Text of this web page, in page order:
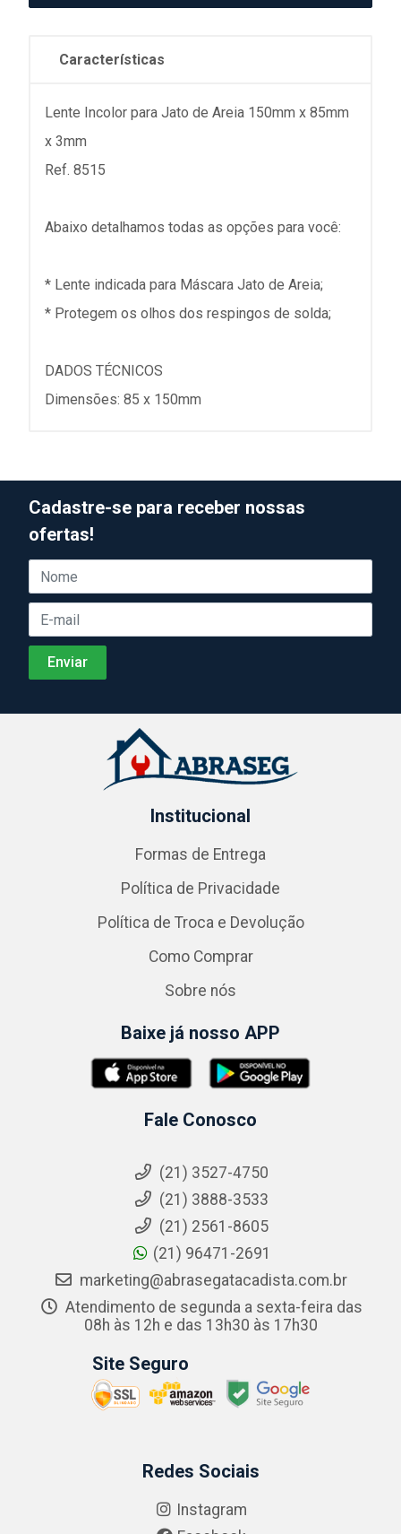
Características
Lente Incolor para Jato de Areia 150mm x 85mm
x 3mm
Ref. 8515
Abaixo detalhamos todas as opções para você:
* Lente indicada para Máscara Jato de Areia;
* Protegem os olhos dos respingos de solda;
DADOS TÉCNICOS
Dimensões: 85 x 150mm
Cadastre-se para receber nossas
ofertas!
Institucional
Formas de Entrega
Política de Privacidade
Política de Troca e Devolução
Como Comprar
Sobre nós
Baixe já nosso APP
Fale Conosco
(21) 3527-4750
(21) 3888-3533
(21) 2561-8605
(21) 96471-2691
marketing@abrasegatacadista.com.br
Atendimento de segunda a sexta-feira das
08h às 12h e das 13h30 às 17h30
Site Seguro
Redes Sociais
Instagram